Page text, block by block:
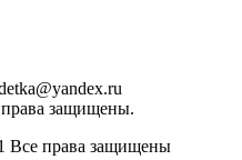
защищены.
Все права защищены